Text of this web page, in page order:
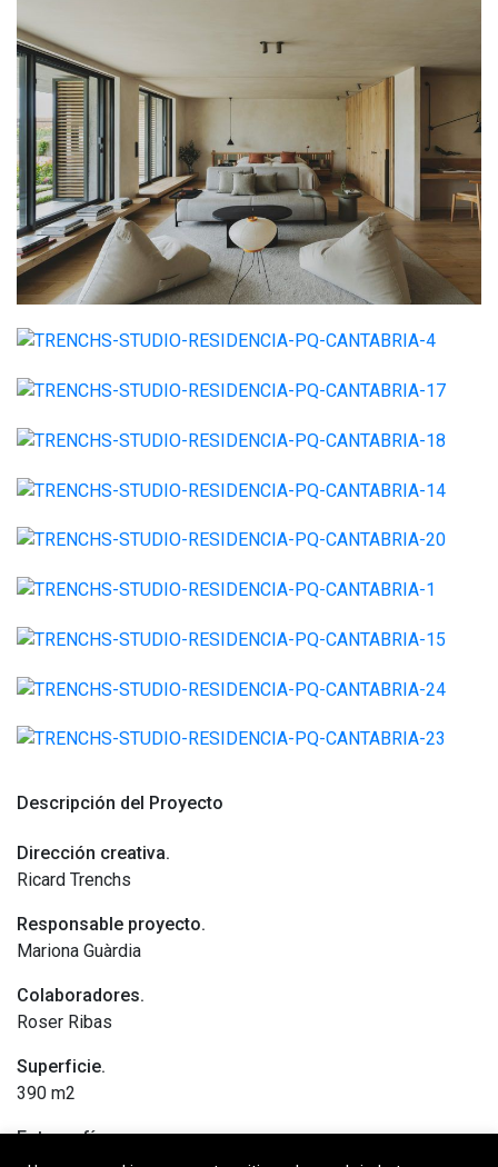
Descripción del Proyecto
Dirección creativa.
Ricard Trenchs
Responsable proyecto.
Mariona Guàrdia
Colaboradores.
Roser Ribas
Superficie.
390 m2
Fotografía.